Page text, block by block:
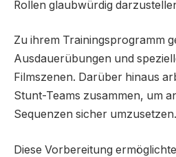
Rollen glaubwürdig
Zu ihrem Trainingsprogramm
Ausdauerübungen und
Filmszenen. Darüber hinaus
Stunt-Teams zusammen, um
Sequenzen sicher umzusetzen.
Diese Vorbereitung